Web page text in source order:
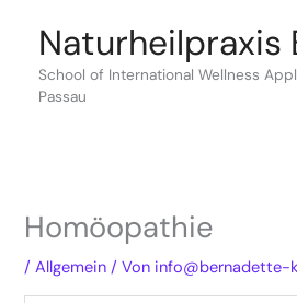
springenNaturheilpraxis
School of International Wellness
Passau
Homöopathie
/Allgemein / Von info@bernadette-